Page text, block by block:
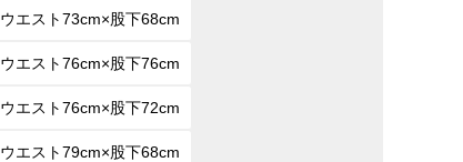
ウエスト73cm×股下68cm
ウエスト76cm×股下76cm
ウエスト76cm×股下72cm
ウエスト79cm×股下68cm